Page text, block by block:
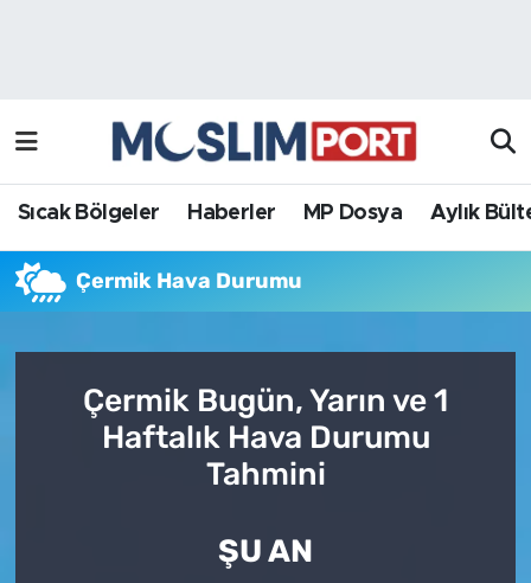
Sıcak Bölgeler Haberler MP Dosya Aylık
Çermik Hava Durumu
Çermik Bugün, Yarın ve 1
Haftalık Hava Durumu
Tahmini
ŞU AN
Haberler
MP Dosya
Röportaj Haber
Aylık Bülten